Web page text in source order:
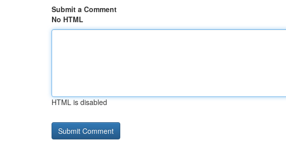
Submit a Comment
No HTML
HTML is disabled